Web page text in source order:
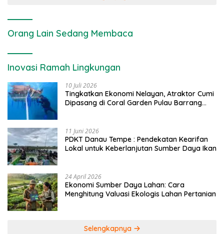
Orang Lain Sedang Membaca
Inovasi Ramah Lingkungan
10 Juli 2026
Tingkatkan Ekonomi Nelayan, Atraktor Cumi
Dipasang di Coral Garden Pulau Barrang
11 Juni 2026
PDKT Danau Tempe : Pendekatan Kearifan
Lokal untuk Keberlanjutan Sumber Daya Ikan
24 April 2026
Ekonomi Sumber Daya Lahan: Cara
Menghitung Valuasi Ekologis Lahan Pertanian
Selengkapnya